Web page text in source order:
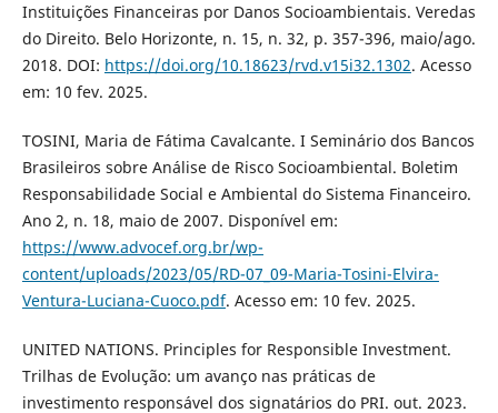
Instituições Financeiras por Danos Socioambientais. Veredas
do Direito. Belo Horizonte, n. 15, n. 32, p. 357-396, maio/ago.
2018. DOI: https://doi.org/10.18623/rvd.v15i32.1302. Acesso
em: 10 fev. 2025.
TOSINI, Maria de Fátima Cavalcante. I Seminário dos Bancos
Brasileiros sobre Análise de Risco Socioambiental. Boletim
Responsabilidade Social e Ambiental do Sistema Financeiro.
Ano 2, n. 18, maio de 2007. Disponível em:
https://www.advocef.org.br/wp-
content/uploads/2023/05/RD-07_09-Maria-Tosini-Elvira-
Ventura-Luciana-Cuoco.pdf. Acesso em: 10 fev. 2025.
UNITED NATIONS. Principles for Responsible Investment.
Trilhas de Evolução: um avanço nas práticas de
investimento responsável dos signatários do PRI. out. 2023.